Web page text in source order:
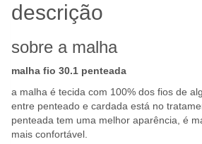
descrição
sobre a malha
malha fio 30.1 penteada
a malha é tecida com 100% dos fios de
entre penteado e cardada está no
penteada tem uma melhor aparência, é
mais confortável.